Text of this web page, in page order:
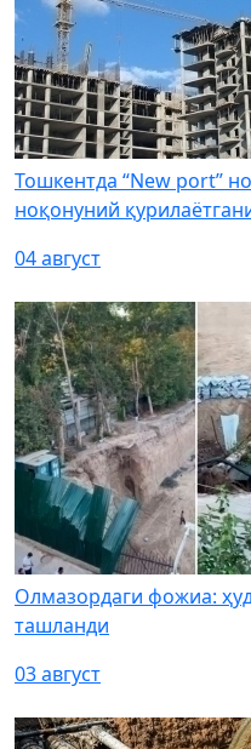
Тошкентда “New port”
ноқонуний
04 август
Олмазордаги фожиа:
ташланди
03 август